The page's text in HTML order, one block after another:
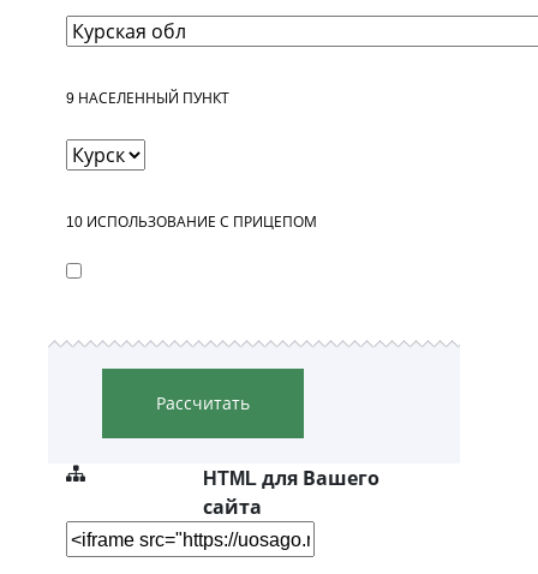
9 НАСЕЛЕННЫЙ ПУНКТ
10 ИСПОЛЬЗОВАНИЕ С ПРИЦЕПОМ
Рассчитать
HTML для Вашего
сайта